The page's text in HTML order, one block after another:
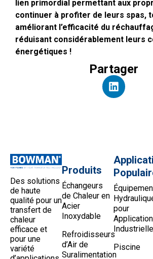
lien primordial permettant aux
continuer à profiter de leurs spas,
améliorant l’efficacité du
réduisant considérablement leurs
énergétiques !
Partager
Des solutions
de haute
qualité pour un
transfert de
chaleur
efficace et
pour une
variété
Produits
Échangeurs
de Chaleur en
Acier
Inoxydable
Refroidisseurs
d’Air de
Suralimentation
pour
Piscine